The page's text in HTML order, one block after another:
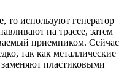
то используют генератор
на трассе, затем
приемником. Сейчас
так как металлические
пластиковыми